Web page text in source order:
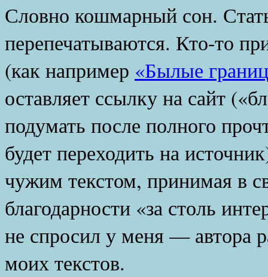
Словно кошмарный сон.
перепечатываются. Кто-то
(как например «Былые
оставляет ссылку на сайт
подумать после полного
будет переходить на
чужим текстом, принимая в
благодарности «за столь
не спросил у меня — автора
моих текстов.